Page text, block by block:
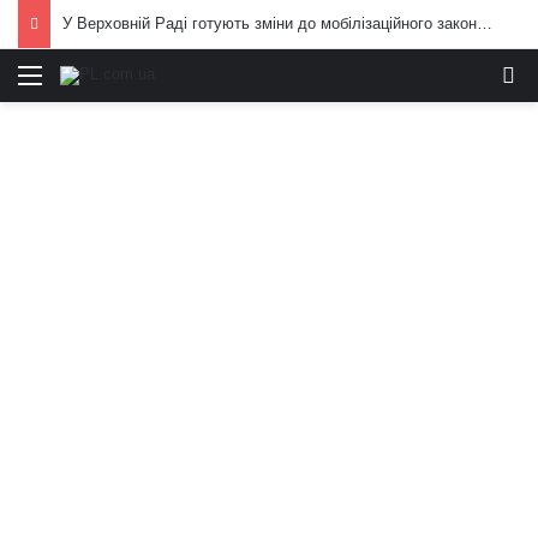
У Верховній Раді готують зміни до мобілізаційного законодавства: що запропонували депутати
Меню